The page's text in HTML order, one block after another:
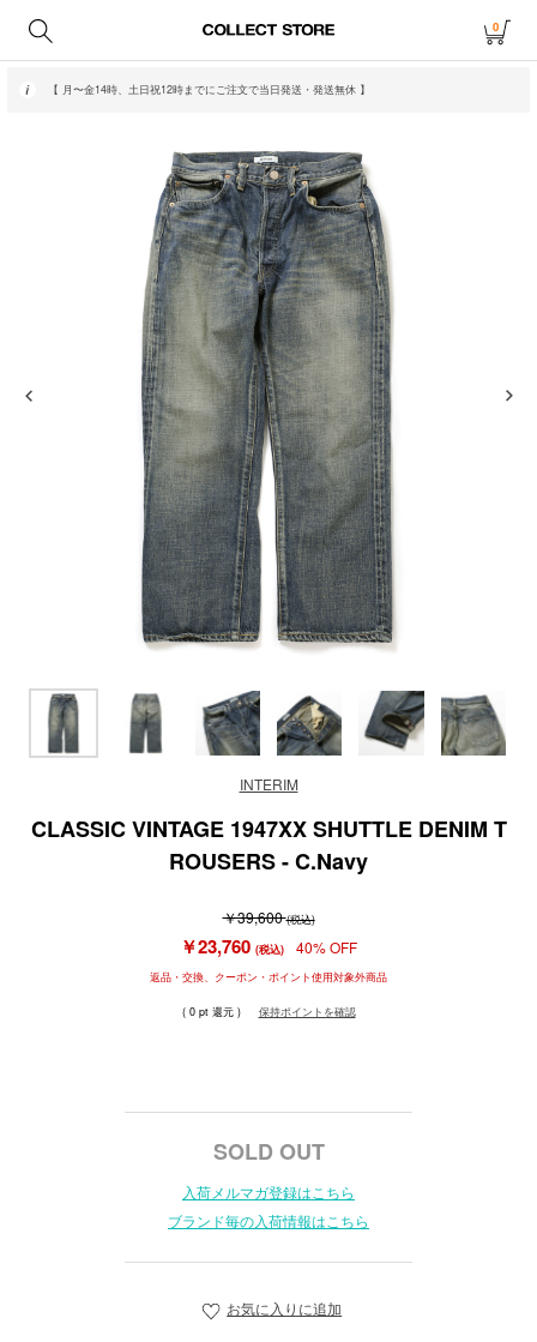
0
【 月〜金14時、土日祝12時までにご注文で当日発送・発送無休 】
INTERIM
CLASSIC VINTAGE 1947XX SHUTTLE DENIM T
ROUSERS - C.Navy
￥39,600(税込)
￥23,760 (税込) 40% OFF
返品・交換、クーポン・ポイント使用対象外商品
( 0 pt 還元 ) 保持ポイントを確認
SOLD OUT
入荷メルマガ登録はこちら
ブランド毎の入荷情報はこちら
お気に入りに追加